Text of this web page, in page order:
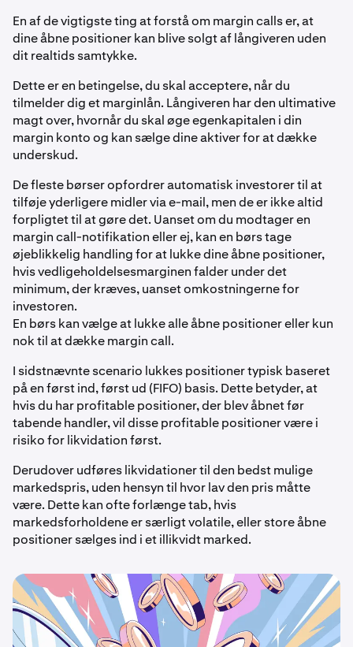
En af de vigtigste ting at forstå om margin calls er, at
dine åbne positioner kan blive solgt af långiveren uden
dit realtids samtykke.
Dette er en betingelse, du skal acceptere, når du
tilmelder dig et marginlån. Långiveren har den ultimative
magt over, hvornår du skal øge egenkapitalen i din
margin konto og kan sælge dine aktiver for at dække
underskud.
De fleste børser opfordrer automatisk investorer til at
tilføje yderligere midler via e-mail, men de er ikke altid
forpligtet til at gøre det. Uanset om du modtager en
margin call-notifikation eller ej, kan en børs tage
øjeblikkelig handling for at lukke dine åbne positioner,
hvis vedligeholdelsesmarginen falder under det
minimum, der kræves, uanset omkostningerne for
investoren.
En børs kan vælge at lukke alle åbne positioner eller kun
nok til at dække margin call.
I sidstnævnte scenario lukkes positioner typisk baseret
på en først ind, først ud (FIFO) basis. Dette betyder, at
hvis du har profitable positioner, der blev åbnet før
tabende handler, vil disse profitable positioner være i
risiko for likvidation først.
Derudover udføres likvidationer til den bedst mulige
markedspris, uden hensyn til hvor lav den pris måtte
være. Dette kan ofte forlænge tab, hvis
markedsforholdene er særligt volatile, eller store åbne
positioner sælges ind i et illikvidt marked.